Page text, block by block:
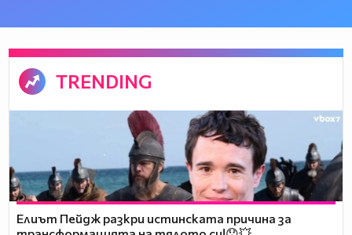
TRENDING
Елиът Пейдж разкри истинската причина за